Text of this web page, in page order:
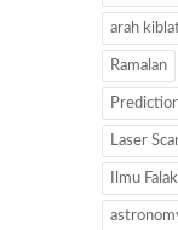
arah
Ramalan
Laser
Ilmu Falak